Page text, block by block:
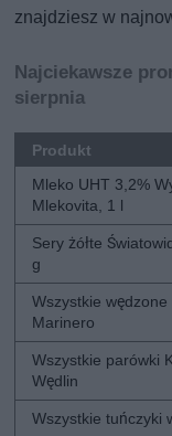
znajdziesz w
Najciekawsze
sierpnia
Produkt
Mleko UHT 3,2%
Mlekovita, 1 l
Sery żółte
g
Wszystkie wędzone
Marinero
Wszystkie parówki
Wędlin
Wszystkie tuńczyki